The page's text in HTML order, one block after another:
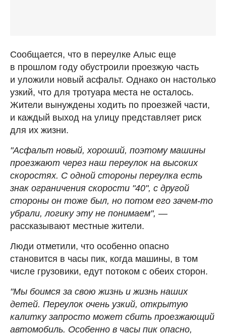
Сообщается, что в переулке Алыс еще
в прошлом году обустроили проезжую часть
и уложили новый асфальт. Однако он настолько
узкий, что для тротуара места не осталось.
Жители вынуждены ходить по проезжей части,
и каждый выход на улицу представляет риск
для их жизни.
"Асфальт новый, хороший, поэтому машины
проезжают через наш переулок на высоких
скоростях. С одной стороны переулка есть
знак ограничения скорости "40", с другой
стороны он тоже был, но потом его зачем-то
убрали, логику эту не понимаем", —
рассказывают местные жители.
Люди отметили, что особенно опасно
становится в часы пик, когда машины, в том
числе грузовики, едут потоком с обеих сторон.
"Мы боимся за свою жизнь и жизнь наших
детей. Переулок очень узкий, открытую
калитку запросто может сбить проезжающий
автомобиль. Особенно в часы пик опасно,